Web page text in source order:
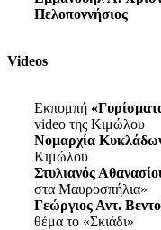
Πελοποννήσιος
Videos
Εκπομπή
video της Κιμώλου
Νομαρχία
Κιμώλου
Στυλιανός
στα Μαυροσπήλια»
Γεώργιος Αντ.
θέμα το «Σκιάδι»